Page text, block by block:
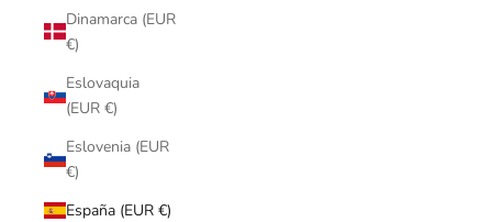
Dinamarca (EUR
€)
Eslovaquia
(EUR €)
Eslovenia (EUR
€)
España (EUR €)